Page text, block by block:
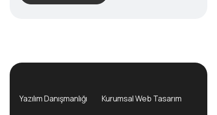
Yazılım Danışmanlığı Kurumsal Web Tasarım